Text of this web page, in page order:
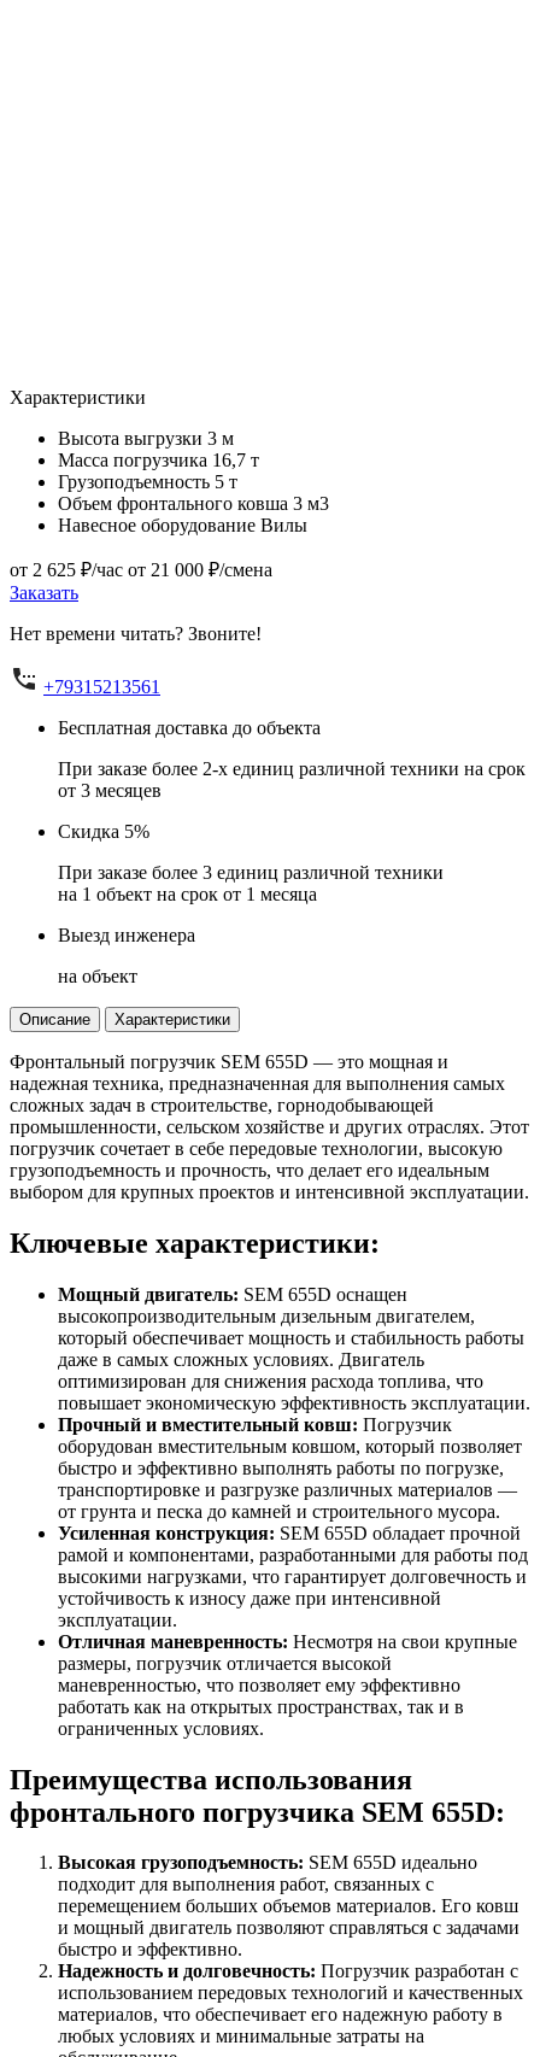
Характеристики
Высота выгрузки 3 м
Масса погрузчика 16,7 т
Грузоподъемность 5 т
Объем фронтального ковша 3 м3
Навесное оборудование Вилы
от 2 625 ₽/час от 21 000 ₽/смена
Заказать
Нет времени читать? Звоните!
+79315213561
Бесплатная доставка до объекта
При заказе более 2-х единиц различной техники на срок
от 3 месяцев
Скидка 5%
При заказе более 3 единиц различной техники
на 1 объект на срок от 1 месяца
Выезд инженера
на объект
Описание Характеристики
Фронтальный погрузчик SEM 655D — это мощная и
надежная техника, предназначенная для выполнения самых
сложных задач в строительстве, горнодобывающей
промышленности, сельском хозяйстве и других отраслях. Этот
погрузчик сочетает в себе передовые технологии, высокую
грузоподъемность и прочность, что делает его идеальным
выбором для крупных проектов и интенсивной эксплуатации.
Ключевые характеристики:
Мощный двигатель: SEM 655D оснащен
высокопроизводительным дизельным двигателем,
который обеспечивает мощность и стабильность работы
даже в самых сложных условиях. Двигатель
оптимизирован для снижения расхода топлива, что
повышает экономическую эффективность эксплуатации.
Прочный и вместительный ковш: Погрузчик
оборудован вместительным ковшом, который позволяет
быстро и эффективно выполнять работы по погрузке,
транспортировке и разгрузке различных материалов —
от грунта и песка до камней и строительного мусора.
Усиленная конструкция: SEM 655D обладает прочной
рамой и компонентами, разработанными для работы под
высокими нагрузками, что гарантирует долговечность и
устойчивость к износу даже при интенсивной
эксплуатации.
Отличная маневренность: Несмотря на свои крупные
размеры, погрузчик отличается высокой
маневренностью, что позволяет ему эффективно
работать как на открытых пространствах, так и в
ограниченных условиях.
Преимущества использования
фронтального погрузчика SEM 655D:
Высокая грузоподъемность: SEM 655D идеально
подходит для выполнения работ, связанных с
перемещением больших объемов материалов. Его ковш
и мощный двигатель позволяют справляться с задачами
быстро и эффективно.
Надежность и долговечность: Погрузчик разработан с
использованием передовых технологий и качественных
материалов, что обеспечивает его надежную работу в
любых условиях и минимальные затраты на